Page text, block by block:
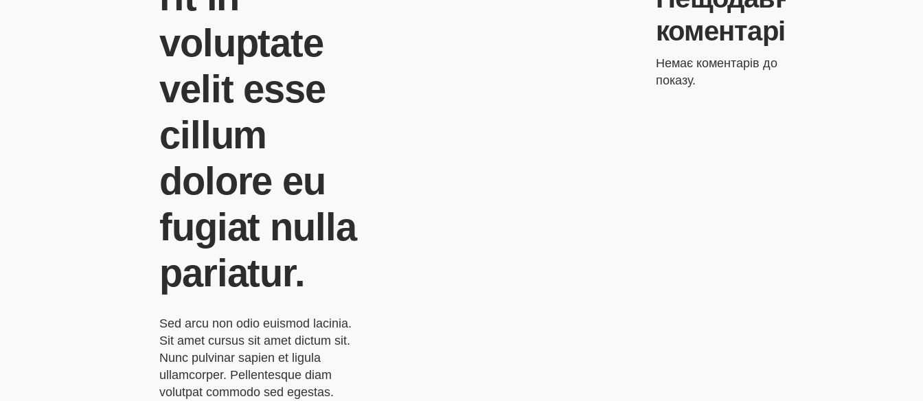
voluptate
velit esse
cillum
dolore eu
fugiat nulla
pariatur.
Sed arcu non odio euismod lacinia.
Sit amet cursus sit amet dictum sit.
Nunc pulvinar sapien et ligula
ullamcorper. Pellentesque diam
volutpat commodo sed egestas.
коментарі
Немає коментарів до
показу.